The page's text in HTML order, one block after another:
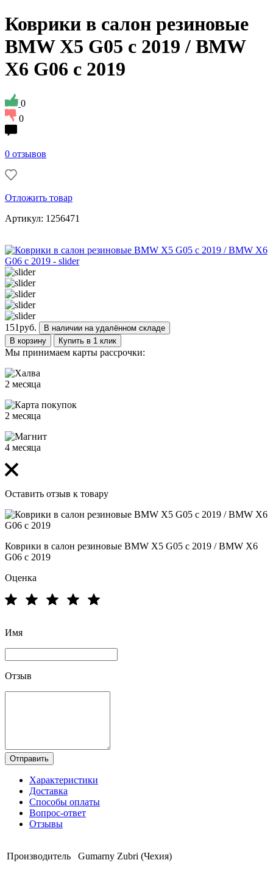
Коврики в салон резиновые
BMW X5 G05 с 2019 / BMW
X6 G06 с 2019
0
0
0 отзывов
Отложить товар
Артикул: 1256471
151руб.
В наличии на удалённом складе
В корзину
Купить в 1 клик
Мы принимаем карты рассрочки:
2 месяца
2 месяца
4 месяца
Оставить отзыв к товару
Коврики в салон резиновые BMW X5 G05 с 2019 / BMW X6
G06 с 2019
Оценка
Имя
Отзыв
Отправить
Характеристики
Доставка
Способы оплаты
Вопрос-ответ
Отзывы
Производитель Gumarny Zubri (Чехия)